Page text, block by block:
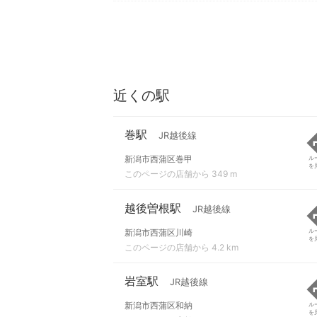
近くの駅
巻駅 JR越後線
新潟市西蒲区巻甲
このページの店舗から 349 m
ル
を
越後曽根駅 JR越後線
新潟市西蒲区川崎
このページの店舗から 4.2 km
ル
を
岩室駅 JR越後線
新潟市西蒲区和納
ル
を